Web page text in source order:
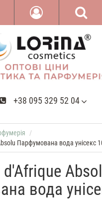
+38 095 329 52 04
Парфумована вода унісекс
d'Afrique
вода